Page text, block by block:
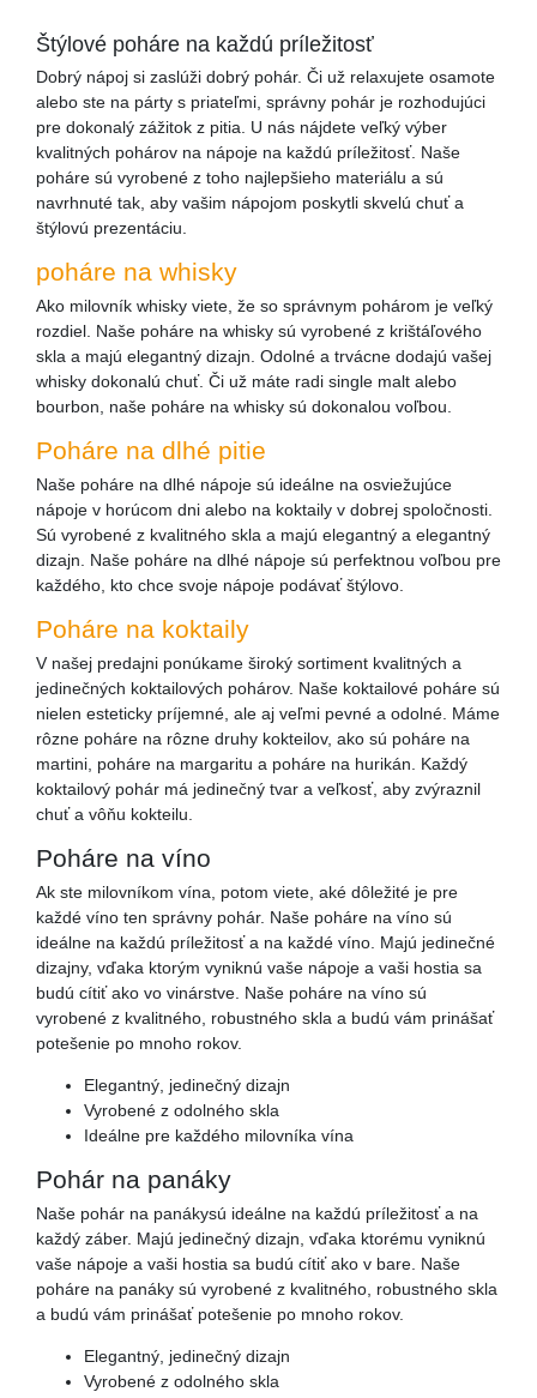
Štýlové poháre na každú príležitosť
Dobrý nápoj si zaslúži dobrý pohár. Či už relaxujete osamote
alebo ste na párty s priateľmi, správny pohár je rozhodujúci
pre dokonalý zážitok z pitia. U nás nájdete veľký výber
kvalitných pohárov na nápoje na každú príležitosť. Naše
poháre sú vyrobené z toho najlepšieho materiálu a sú
navrhnuté tak, aby vašim nápojom poskytli skvelú chuť a
štýlovú prezentáciu.
poháre na whisky
Ako milovník whisky viete, že so správnym pohárom je veľký
rozdiel. Naše poháre na whisky sú vyrobené z krištáľového
skla a majú elegantný dizajn. Odolné a trvácne dodajú vašej
whisky dokonalú chuť. Či už máte radi single malt alebo
bourbon, naše poháre na whisky sú dokonalou voľbou.
Poháre na dlhé pitie
Naše poháre na dlhé nápoje sú ideálne na osviežujúce
nápoje v horúcom dni alebo na koktaily v dobrej spoločnosti.
Sú vyrobené z kvalitného skla a majú elegantný a elegantný
dizajn. Naše poháre na dlhé nápoje sú perfektnou voľbou pre
každého, kto chce svoje nápoje podávať štýlovo.
Poháre na koktaily
V našej predajni ponúkame široký sortiment kvalitných a
jedinečných koktailových pohárov. Naše koktailové poháre sú
nielen esteticky príjemné, ale aj veľmi pevné a odolné. Máme
rôzne poháre na rôzne druhy kokteilov, ako sú poháre na
martini, poháre na margaritu a poháre na hurikán. Každý
koktailový pohár má jedinečný tvar a veľkosť, aby zvýraznil
chuť a vôňu kokteilu.
Poháre na víno
Ak ste milovníkom vína, potom viete, aké dôležité je pre
každé víno ten správny pohár. Naše poháre na víno sú
ideálne na každú príležitosť a na každé víno. Majú jedinečné
dizajny, vďaka ktorým vyniknú vaše nápoje a vaši hostia sa
budú cítiť ako vo vinárstve. Naše poháre na víno sú
vyrobené z kvalitného, ​​robustného skla a budú vám prinášať
potešenie po mnoho rokov.
Elegantný, jedinečný dizajn
Vyrobené z odolného skla
Ideálne pre každého milovníka vína
Pohár na panáky
Naše pohár na panákysú ideálne na každú príležitosť a na
každý záber. Majú jedinečný dizajn, vďaka ktorému vyniknú
vaše nápoje a vaši hostia sa budú cítiť ako v bare. Naše
poháre na panáky sú vyrobené z kvalitného, ​​robustného skla
a budú vám prinášať potešenie po mnoho rokov.
Elegantný, jedinečný dizajn
Vyrobené z odolného skla